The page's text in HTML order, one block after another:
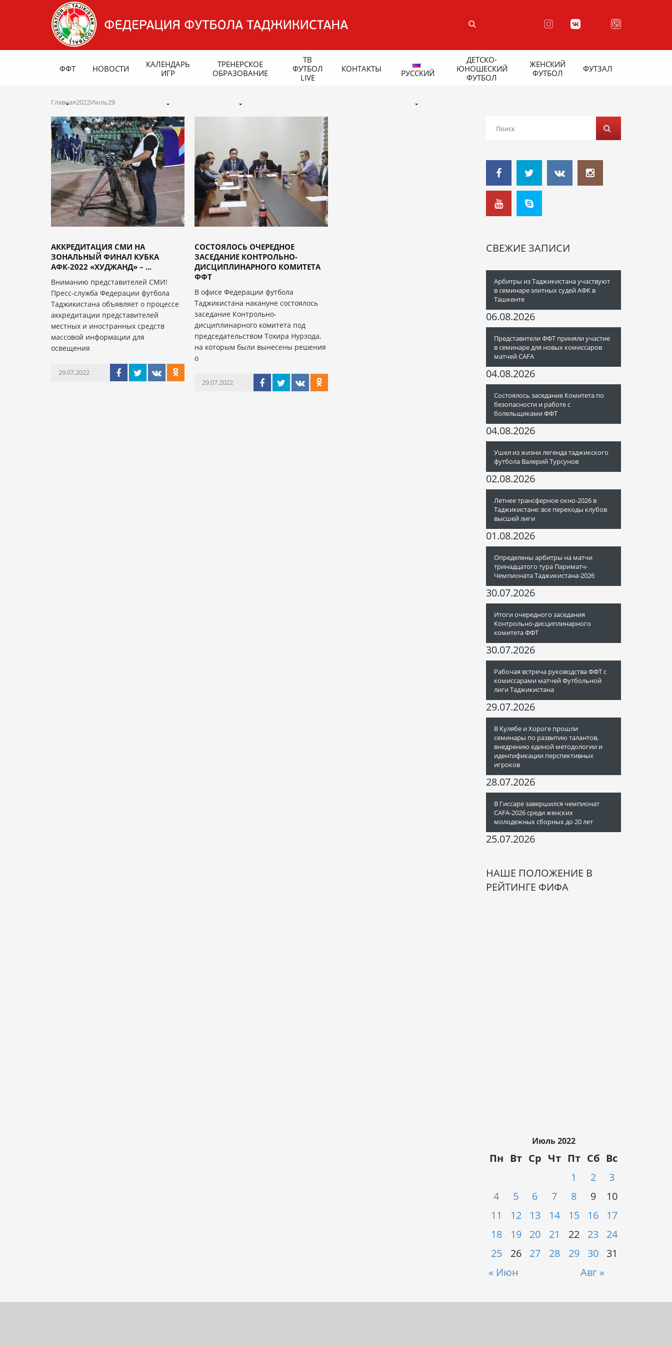
ФФТ НОВОСТИ
КАЛЕНДАРЬ
ИГР
ТРЕНЕРСКОЕ
ОБРАЗОВАНИЕ
ТВ
ФУТБОЛ
LIVE
КОНТАКТЫ РУССКИЙ
ДЕТСКО-
ЮНОШЕСКИЙ
ФУТБОЛ
ЖЕНСКИЙ
ФУТБОЛ
ФУТЗАЛ
Главная2022Июль29
АККРЕДИТАЦИЯ СМИ НА
ЗОНАЛЬНЫЙ ФИНАЛ КУБКА
АФК-2022 «ХУДЖАНД» – ...
Вниманию представителей СМИ!
Пресс-служба Федерации футбола
Таджикистана объявляет о процессе
аккредитации представителей
местных и иностранных средств
массовой информации для
освещения
29.07.2022
СОСТОЯЛОСЬ ОЧЕРЕДНОЕ
ЗАСЕДАНИЕ КОНТРОЛЬНО-
ДИСЦИПЛИНАРНОГО КОМИТЕТА
ФФТ
В офисе Федерации футбола
Таджикистана накануне состоялось
заседание Контрольно-
дисциплинарного комитета под
председательством Тохира Нурзода,
на которым были вынесены решения
о
29.07.2022
СВЕЖИЕ ЗАПИСИ
Арбитры из Таджикистана участвуют
в семинаре элитных судей АФК в
Ташкенте
06.08.2026
Представители ФФТ приняли участие
в семинаре для новых комиссаров
матчей CAFA
04.08.2026
Состоялось заседание Комитета по
безопасности и работе с
болельщиками ФФТ
04.08.2026
Ушел из жизни легенда таджикского
футбола Валерий Турсунов
02.08.2026
Летнее трансферное окно-2026 в
Таджикистане: все переходы клубов
высшей лиги
01.08.2026
Определены арбитры на матчи
тринадцатого тура Париматч-
Чемпионата Таджикистана-2026
30.07.2026
Итоги очередного заседания
Контрольно-дисциплинарного
комитета ФФТ
30.07.2026
Рабочая встреча руководства ФФТ с
комиссарами матчей Футбольной
лиги Таджикистана
29.07.2026
В Кулябе и Хороге прошли
семинары по развитию талантов,
внедрению единой методологии и
идентификации перспективных
игроков
28.07.2026
В Гиссаре завершился чемпионат
CAFA-2026 среди женских
молодежных сборных до 20 лет
25.07.2026
НАШЕ ПОЛОЖЕНИЕ В
РЕЙТИНГЕ ФИФА
Июль 2022
Пн Вт Ср Чт Пт Сб Вс
« Июн Авг »
1 2
3
4
5 6 7 8 9
10
11
12 13 14 15 16
17
18
19 20 21 22 23
24
25
26 27 28 29 30 31